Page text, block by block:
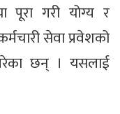
पूरा गरी योग्य र
सेवा प्रवेशको
छन् । यसलाई